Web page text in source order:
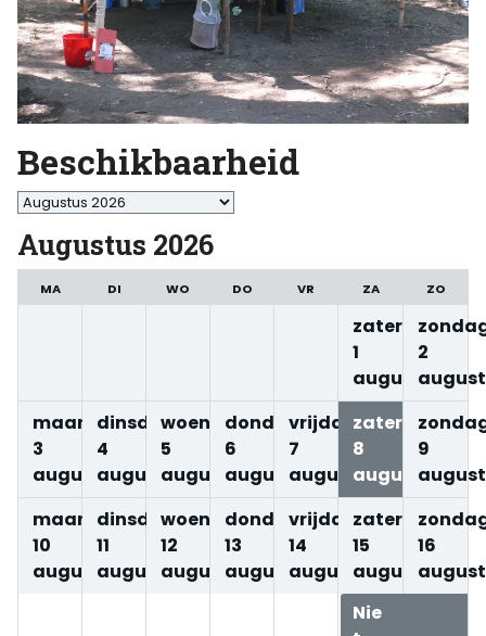
Beschikbaarheid
Maand
selecteren
Augustus 2026
MA DI WO DO VR ZA ZO
zaterdag
1
augustus
2
maandag
3
augustus
dinsdag
4
augustus
woensdag
5
augustus
donderdag
6
augustus
vrijdag
7
augustus
zaterdag
8
augustus
9
maandag
10
augustus
dinsdag
11
augustus
woensdag
12
augustus
donderdag
13
augustus
vrijdag
14
augustus
zaterdag
15
augustus
Nie
16